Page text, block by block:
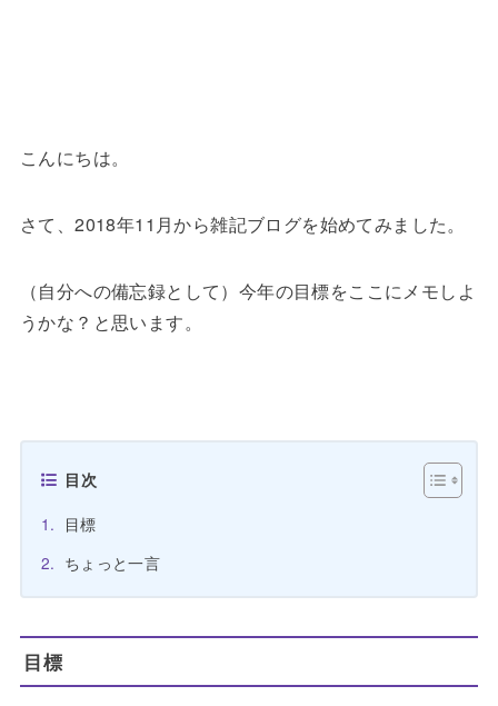
こんにちは。
さて、2018年11月から雑記ブログを始めてみました。
（自分への備忘録として）今年の目標をここにメモしよ
うかな？と思います。
目次
目標
ちょっと一言
目標